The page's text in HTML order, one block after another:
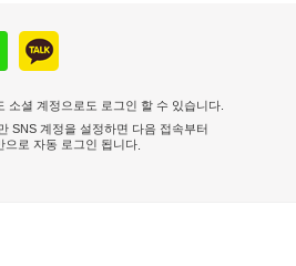
소셜 계정으로도 로그인 할 수 있습니다.
SNS 계정을 설정하면 다음 접속부터
으로 자동 로그인 됩니다